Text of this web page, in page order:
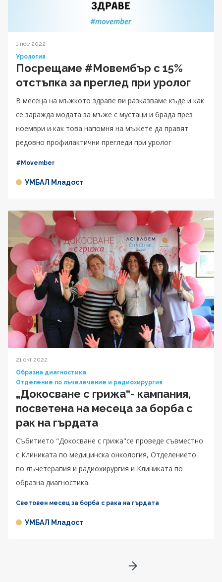
1 ное 2022
Урология
Посрещаме #Moвембър с 15%
отстъпка за преглед при уролог
В месеца на мъжкото здраве ви разказваме къде и как
се заражда модата за мъже с мустаци и брада през
ноември и как това напомня на мъжете да правят
редовно профилактични прегледи при уролог
#Movember
УМБАЛ Младост
21 окт 2022
Образна диагностика
Отделение по лъчелечение и радиохирургия
„Докосване с грижа“- кампания,
посветена на месеца за борба с
рак на гърдата
Събитието "Докосване с грижа"се проведе съвместно
с Клиниката по медицинска онкология, Отделението
по лъчетерапия и радиохирургия и Клиниката по
образна диагностика.
Световен месец за борба с рака на гърдата
УМБАЛ Младост
Go to next page